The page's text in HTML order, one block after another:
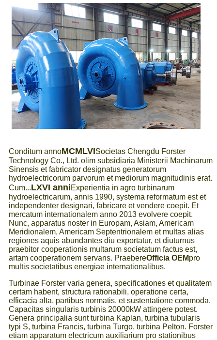
Conditum annoMCMLVISocietas Chengdu Forster
Technology Co., Ltd. olim subsidiaria Ministerii Machinarum
Sinensis et fabricator designatus generatorum
hydroelectricorum parvorum et mediorum magnitudinis erat.
Cum...LXVI anniExperientia in agro turbinarum
hydroelectricarum, annis 1990, systema reformatum est et
independenter designari, fabricare et vendere coepit. Et
mercatum internationalem anno 2013 evolvere coepit.
Nunc, apparatus noster in Europam, Asiam, Americam
Meridionalem, Americam Septentrionalem et multas alias
regiones aquis abundantes diu exportatur, et diuturnus
praebitor cooperationis multarum societatum factus est,
artam cooperationem servans. PraebereOfficia OEMpro
multis societatibus energiae internationalibus.
Turbinae Forster varia genera, specificationes et qualitatem
certam habent, structura rationabili, operatione certa,
efficacia alta, partibus normatis, et sustentatione commoda.
Capacitas singularis turbinis 20000kW attingere potest.
Genera principalia sunt turbina Kaplan, turbina tubularis
typi S, turbina Francis, turbina Turgo, turbina Pelton. Forster
etiam apparatum electricum auxiliarium pro stationibus